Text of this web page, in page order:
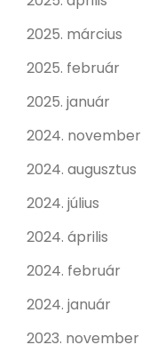
2025. március
2025. február
2025. január
2024. november
2024. augusztus
2024. július
2024. április
2024. február
2024. január
2023. november